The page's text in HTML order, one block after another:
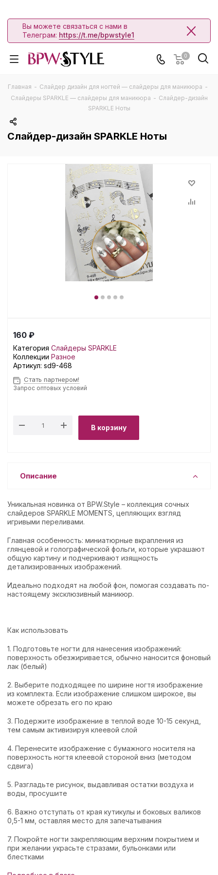
Вы можете связаться с нами в
Телеграм: https://t.me/bpwstyle1
0
Главная - Слайдер дизайн для ногтей — слайдеры для маникюра -
Слайдеры SPARKLE — слайдеры для маникюра - Слайдер-дизайн
SPARKLE Ноты
Слайдер-дизайн SPARKLE Ноты
160 ₽
Категория Слайдеры SPARKLE
Коллекции Разное
Артикул: sd9-468
Стать партнером!
Запрос оптовых условий
В корзину
Описание
Уникальная новинка от BPW.Style – коллекция сочных
слайдеров SPARKLE MOMENTS, цепляющих взгляд
игривыми переливами.
Главная особенность: миниатюрные вкрапления из
глянцевой и голографической фольги, которые украшают
общую картину и подчеркивают изящность
детализированных изображений.
Идеально подходят на любой фон, помогая создавать по-
настоящему эксклюзивный маникюр.
Как использовать
1. Подготовьте ногти для нанесения изображений:
поверхность обезжиривается, обычно наносится фоновый
лак (белый)
2. Выберите подходящее по ширине ногтя изображение
из комплекта. Если изображение слишком широкое, вы
можете обрезать его по краю
3. Подержите изображение в теплой воде 10-15 секунд,
тем самым активизируя клеевой слой
4. Перенесите изображение с бумажного носителя на
поверхность ногтя клеевой стороной вниз (методом
сдвига)
5. Разгладьте рисунок, выдавливая остатки воздуха и
воды, просушите
6. Важно отступать от края кутикулы и боковых валиков
0,5-1 мм, оставляя место для запечатывания
7. Покройте ногти закрепляющим верхним покрытием и
при желании украсьте стразами, бульонками или
блестками